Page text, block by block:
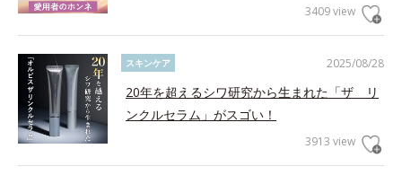
3409 view
2025/08/28
スキンケア
20年を超えるシワ研究から生まれた「ザ リ
ンクルセラム」がスゴい！
3913 view